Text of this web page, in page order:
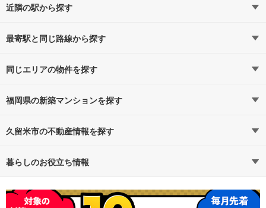
花畑駅
近隣の駅から探す
下大利駅
櫛原駅
最寄駅と同じ路線から探す
西鉄天神大牟田線
同じエリアの物件を探す
福岡県
福岡県の新築マンションを探す
路線・駅から探す
通勤時間から探す
不動産会社から探す 地図から探す
久留米市の不動産情報を探す
不動産・住宅
新築マンション 中古マンション
暮らしのお役立ち情報
マンションカタログ 教えて！住まいの先生